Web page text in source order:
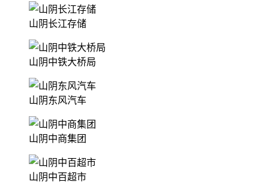
山阴长江存储
山阴中铁大桥局
山阴东风汽车
山阴中商集团
山阴中百超市